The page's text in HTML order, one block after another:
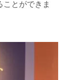
とができま